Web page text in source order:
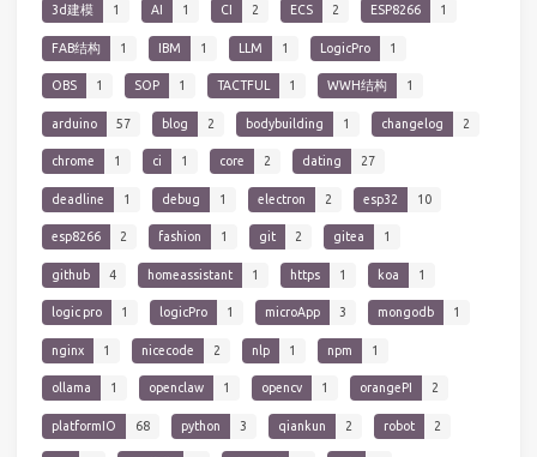
3d建模 1 AI 1 CI 2 ECS 2 ESP8266 1
FAB结构 1 IBM 1 LLM 1 LogicPro 1
OBS 1 SOP 1 TACTFUL 1 WWH结构 1
arduino 57 blog 2 bodybuilding 1 changelog 2
chrome 1 ci 1 core 2 dating 27
deadline 1 debug 1 electron 2 esp32 10
esp8266 2 fashion 1 git 2 gitea 1
github 4 homeassistant 1 https 1 koa 1
logic pro 1 logicPro 1 microApp 3 mongodb 1
nginx 1 nicecode 2 nlp 1 npm 1
ollama 1 openclaw 1 opencv 1 orangePI 2
platformIO 68 python 3 qiankun 2 robot 2